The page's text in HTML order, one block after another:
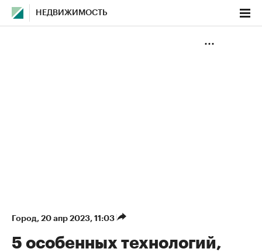
НЕДВИЖИМОСТЬ
Город⁠, 20 апр 2023, 11:03
5 особенных технологий,